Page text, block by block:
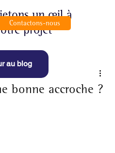
un œil à
projet"
Contactons-nous
bonne accroche ?
au blog